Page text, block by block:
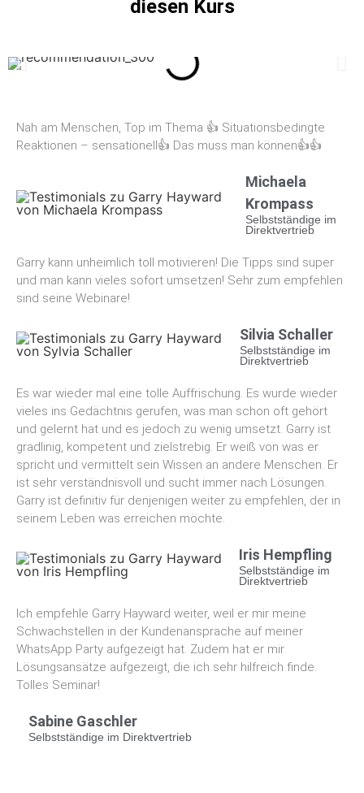
diesen Kurs
Nah am Menschen, Top im Thema 👍 Situationsbedingte
Reaktionen – sensationell👍 Das muss man können👍👍
Michaela
Krompass
Selbstständige im
Direktvertrieb
Garry kann unheimlich toll motivieren! Die Tipps sind super
und man kann vieles sofort umsetzen! Sehr zum empfehlen
sind seine Webinare!
Silvia Schaller​
Selbstständige im
Direktvertrieb
Es war wieder mal eine tolle Auffrischung. Es wurde wieder
vieles ins Gedächtnis gerufen, was man schon oft gehört
und gelernt hat und es jedoch zu wenig umsetzt. Garry ist
gradlinig, kompetent und zielstrebig. Er weiß von was er
spricht und vermittelt sein Wissen an andere Menschen. Er
ist sehr verständnisvoll und sucht immer nach Lösungen.
Garry ist definitiv für denjenigen weiter zu empfehlen, der in
seinem Leben was erreichen möchte.
Iris Hempfling
Selbstständige im
Direktvertrieb
Ich empfehle Garry Hayward weiter, weil er mir meine
Schwachstellen in der Kundenansprache auf meiner
WhatsApp Party aufgezeigt hat. Zudem hat er mir
Lösungsansätze aufgezeigt, die ich sehr hilfreich finde.
Tolles Seminar!
Sabine Gaschler​
Selbstständige im Direktvertrieb